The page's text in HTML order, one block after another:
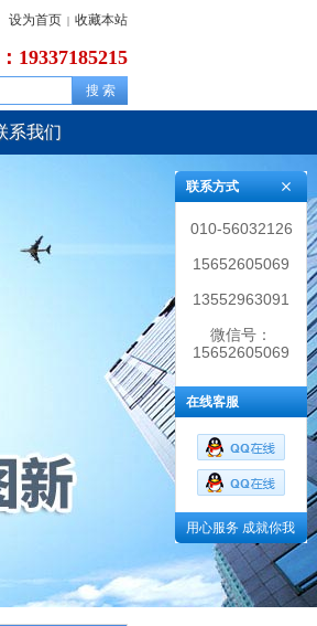
设为首页 | 收藏本站
19337185215
系我们
联系方式
010-56032126
15652605069
13552963091
微信号：
15652605069
在线客服
用心服务 成就你我